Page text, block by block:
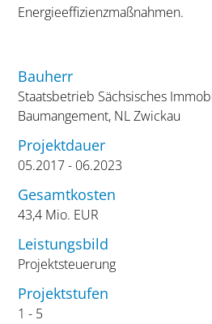
Energieeffizienzmaßnahmen.
Bauherr
Staatsbetrieb Sächsisches
Baumangement, NL Zwickau
Projektdauer
05.2017 - 06.2023
Gesamtkosten
43,4 Mio. EUR
Leistungsbild
Projektsteuerung
Projektstufen
1 - 5